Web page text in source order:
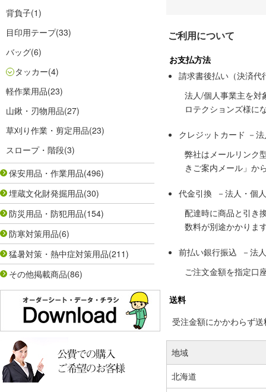
背負子(1)
目印用テープ(33)
バッグ(6)
タッカー(4)
軽作業用品(23)
山鍬・刃物用品(27)
草刈り作業・剪定用品(23)
スロープ・階段(3)
保安用品・作業用品(496)
埋蔵文化財発掘用品(30)
防災用品・防犯用品(154)
防寒対策用品(6)
猛暑対策・熱中症対策用品(211)
その他掲載商品(86)
ご利用について
お支払方法
請求書後払い（決済代
法人/個人事業主を対
ロテクションズ様に
クレジットカード －
弊社はメールリンク
きご案内メール」か
代金引換 －法人・個
配達時に商品と引き
数料が別途かかりま
前払い銀行振込 －法
ご注文金額を指定口
送料
受注金額にかかわらず
地域
北海道